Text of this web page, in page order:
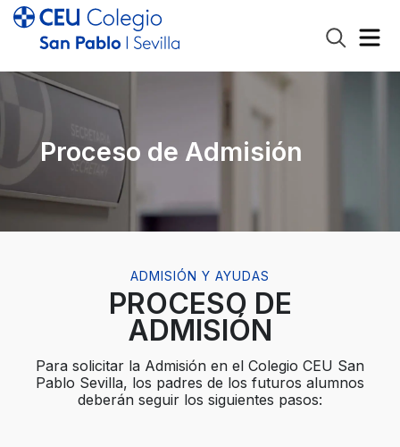
Proceso de Admisión
ADMISIÓN Y AYUDAS
PROCESO DE
ADMISIÓN
Para solicitar la Admisión en el Colegio CEU San
Pablo Sevilla, los padres de los futuros alumnos
deberán seguir los siguientes pasos: